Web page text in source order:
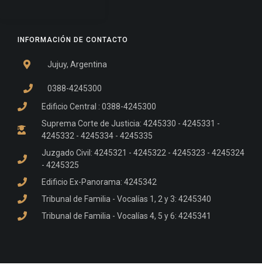
INFORMACIÓN DE CONTACTO
Jujuy, Argentina
0388-4245300
Edificio Central : 0388-4245300
Suprema Corte de Justicia: 4245330 - 4245331 -
4245332 - 4245334 - 4245335
Juzgado Civil: 4245321 - 4245322 - 4245323 - 4245324
- 4245325
Edificio Ex-Panorama: 4245342
Tribunal de Familia - Vocalías 1, 2 y 3: 4245340
Tribunal de Familia - Vocalías 4, 5 y 6: 4245341